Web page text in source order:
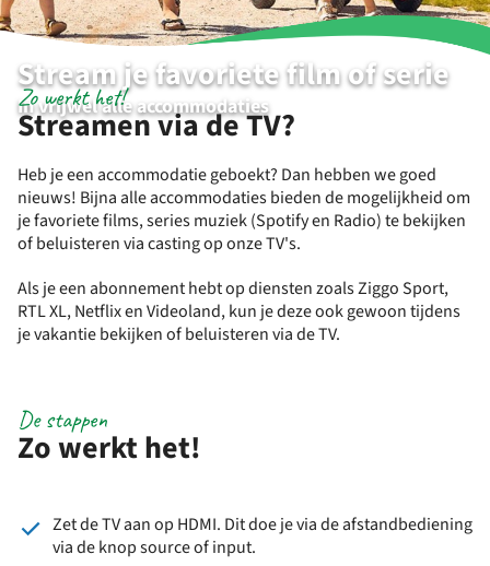
Stream je favoriete film of serie
In vrijwel alle accommodaties
Streamen via de TV?
Zo werkt het!
Heb je een accommodatie geboekt? Dan hebben we goed
nieuws! Bijna alle accommodaties bieden de mogelijkheid om
je favoriete films, series muziek (Spotify en Radio) te bekijken
of beluisteren via casting op onze TV's.
Als je een abonnement hebt op diensten zoals Ziggo Sport,
RTL XL, Netflix en Videoland, kun je deze ook gewoon tijdens
je vakantie bekijken of beluisteren via de TV.
Zo werkt het!
De stappen
Zet de TV aan op HDMI. Dit doe je via de afstandbediening
via de knop source of input.